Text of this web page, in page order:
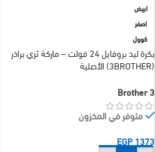
ابيض
اصفر
كوول
بكرة ليد بروفايل 24 فولت – ماركة ثري براذر
(3BROTHER) الأصلية
3 Brother
متوفر في المخزون
EGP1373